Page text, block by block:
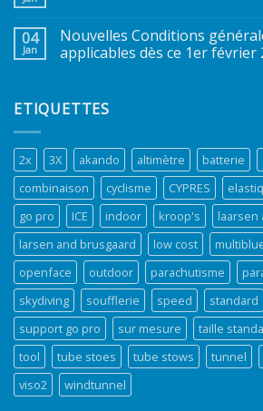
04
Jan
Nouvelles Conditions
applicables dès ce 1er février
ETIQUETTES
2x 3X akando altimètre batterie
combinaison
cyclisme CYPRES
go pro
ICE indoor kroop's
laarsen
larsen and brusgaard
low cost
openface
outdoor parachutisme
skydiving
soufflerie speed standard
support go pro
sur mesure taille
tool
tube stoes tube stows tunnel
viso2
windtunnel